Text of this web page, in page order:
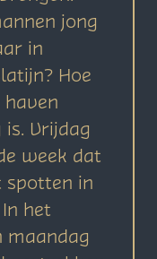
jong
in
Hoe
haven
Vrijdag
week dat
spotten in
het
maandag